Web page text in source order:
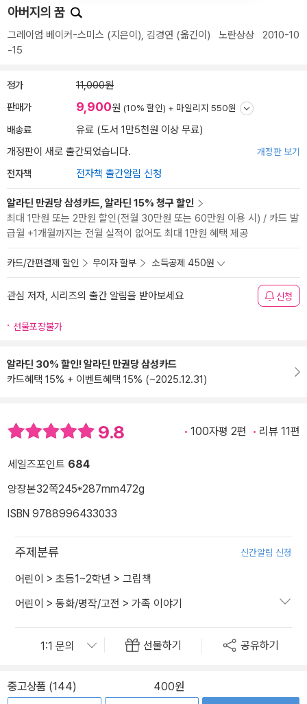
아버지의 꿈
그레이엄 베이커-스미스 (지은이), 김경연 (옮긴이) 노란상상 2010-10
-15
정가 11,000원
판매가 9,900원 (10% 할인) + 마일리지 550원
배송료
유료 (도서 1만5천원 이상 무료)
개정판이 새로 출간되었습니다.
개정판 보기
전자책 전자책 출간알림 신청
알라딘 만권당 삼성카드, 알라딘 15% 청구 할인
최대 1만원 또는 2만원 할인(전월 30만원 또는 60만원 이용 시) / 카드 발
급월 +1개월까지는 전월 실적이 없어도 최대 1만원 혜택 제공
카드/간편결제 할인 무이자 할부 소득공제 450원
관심 저자, 시리즈의 출간 알림을 받아보세요 신청
선물포장불가
알라딘 30% 할인! 알라딘 만권당 삼성카드
카드혜택 15% + 이벤트혜택 15% (~2025.12.31)
9.8 100자평 2편 리뷰 11편
세일즈포인트 684
양장본32쪽245*287mm472g
ISBN 9788996433033
주제분류 신간알림 신청
어린이 > 초등1~2학년 > 그림책
어린이 > 동화/명작/고전 > 가족 이야기
선물하기 공유하기
중고상품 (144) 400원